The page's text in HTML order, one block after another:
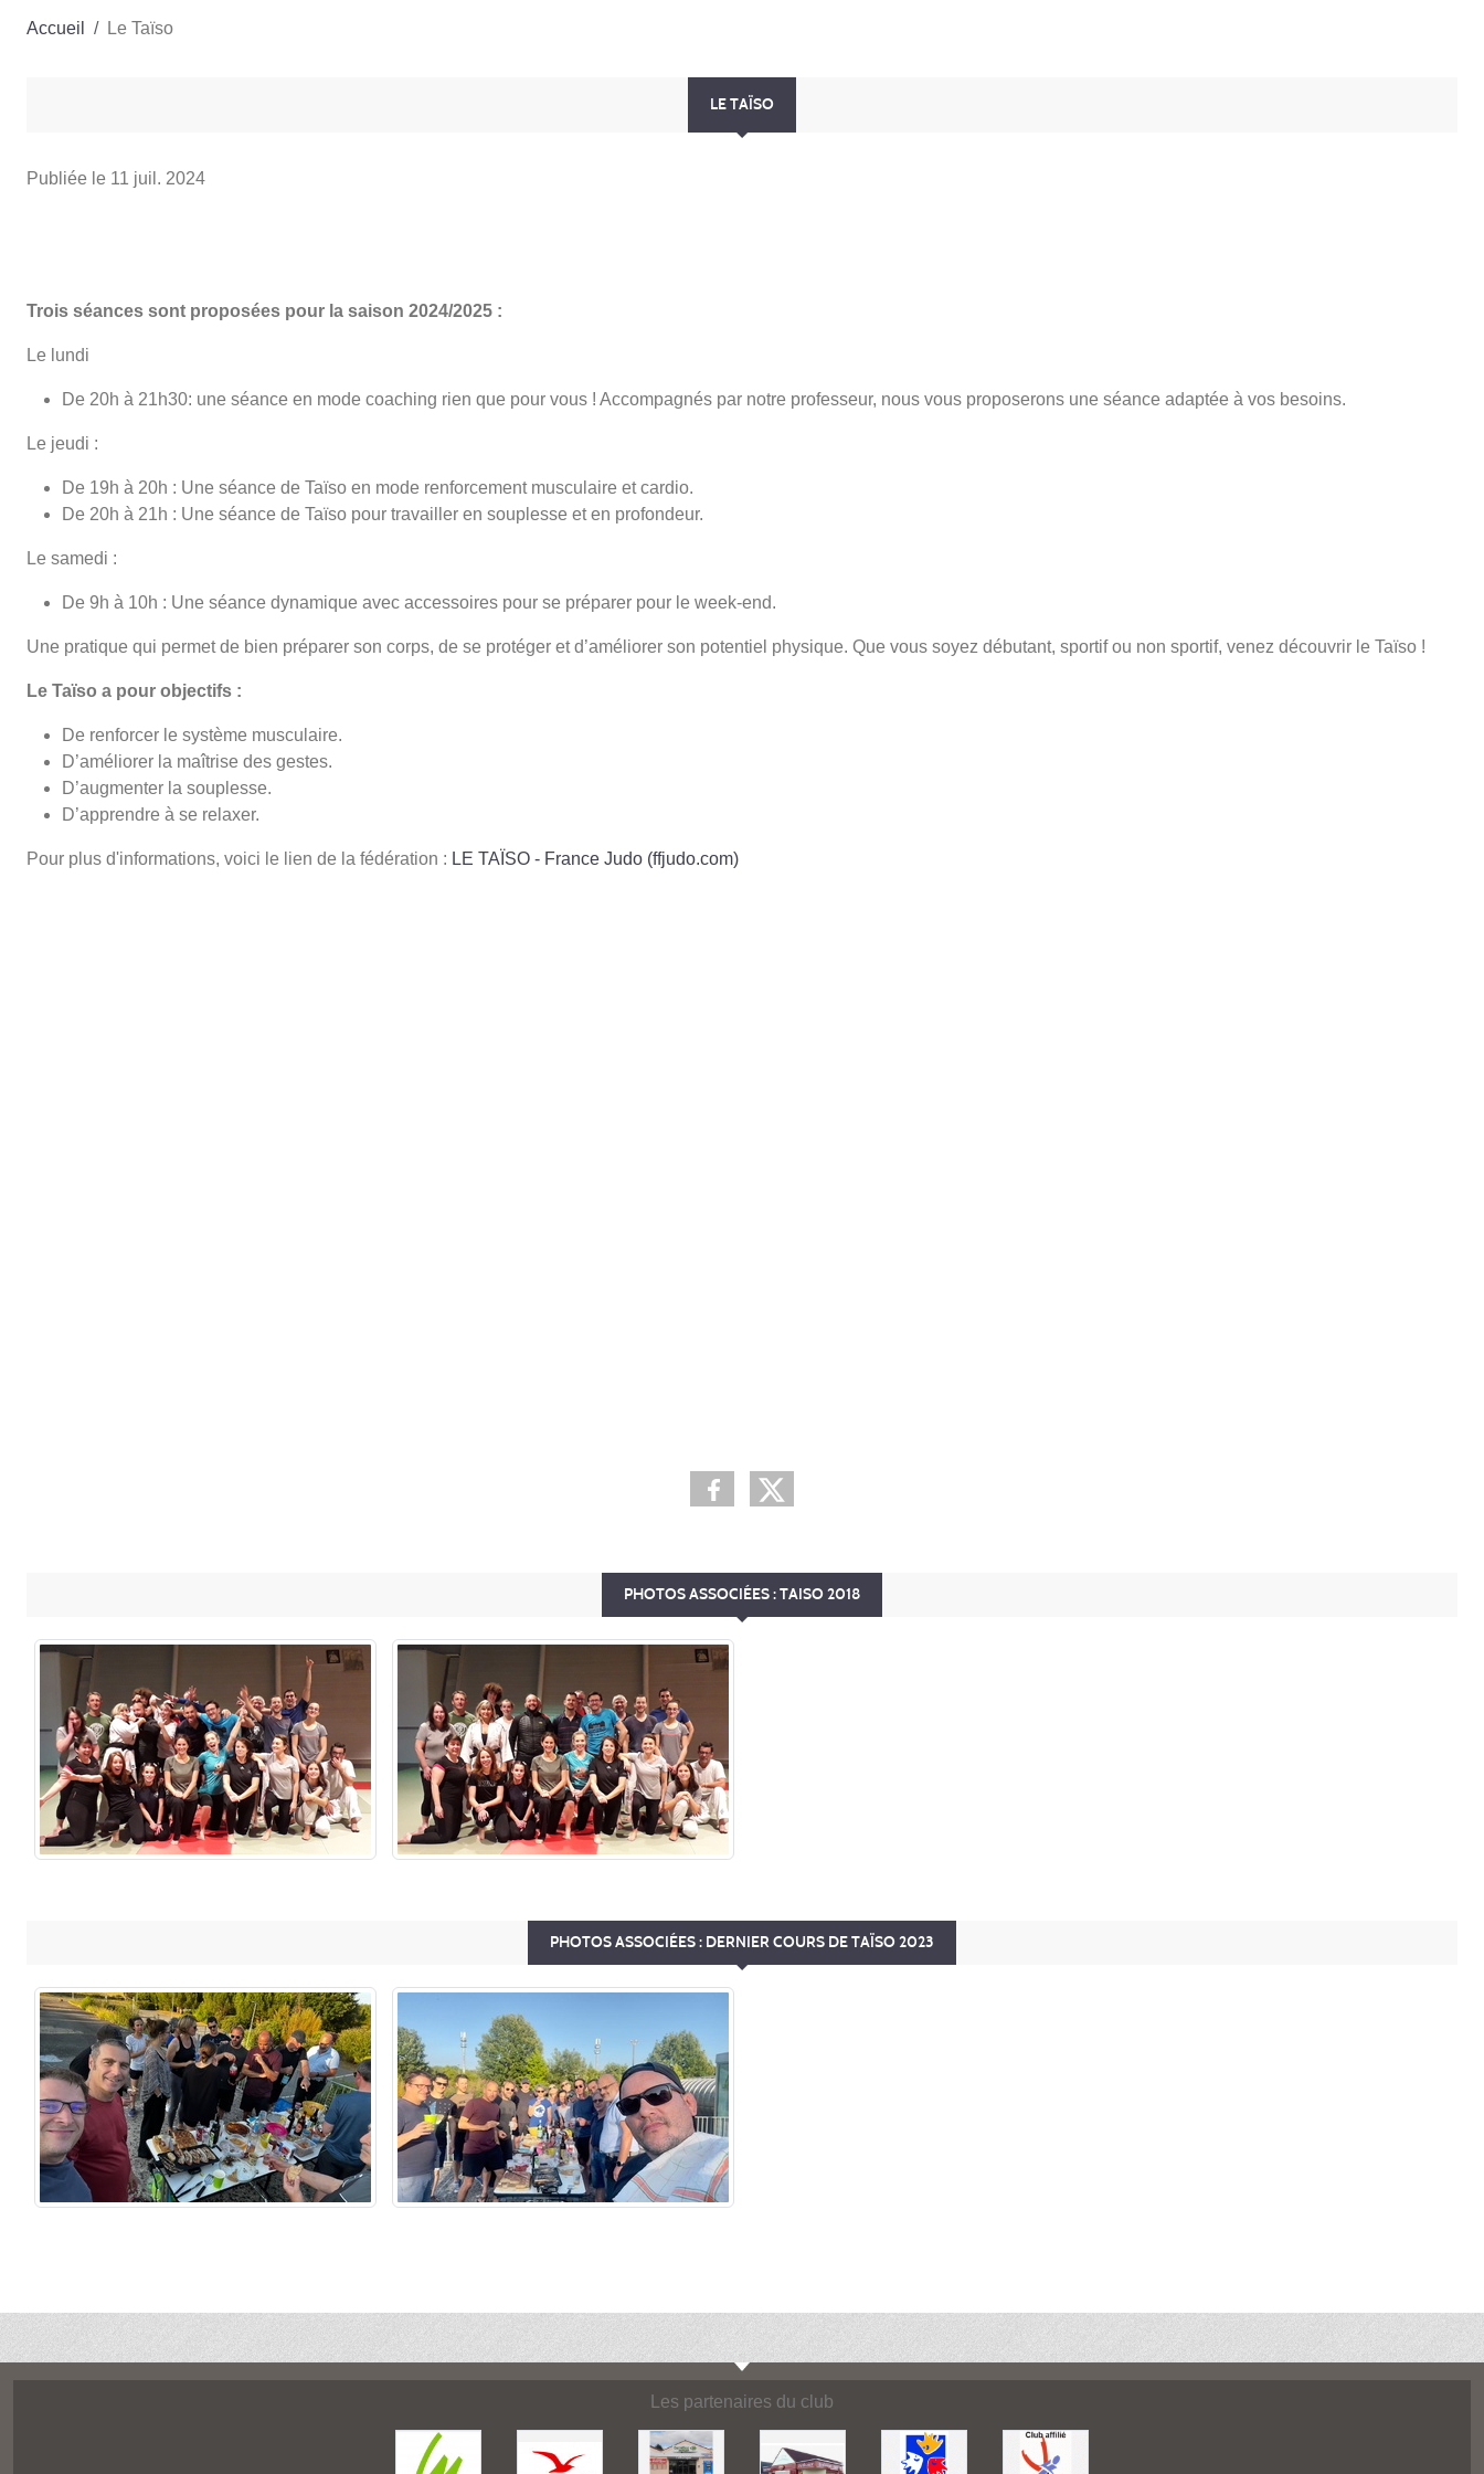
Accueil Le Taïso
LE TAÏSO
Publiée le 11 juil. 2024
Trois séances sont proposées pour la saison 2024/2025 :
Le lundi
De 20h à 21h30: une séance en mode coaching rien que pour vous ! Accompagnés par notre professeur, nous vous proposerons une séance adaptée à vos besoins.
Le jeudi :
De 19h à 20h : Une séance de Taïso en mode renforcement musculaire et cardio.
De 20h à 21h : Une séance de Taïso pour travailler en souplesse et en profondeur.
Le samedi :
De 9h à 10h : Une séance dynamique avec accessoires pour se préparer pour le week-end.
Une pratique qui permet de bien préparer son corps, de se protéger et d’améliorer son potentiel physique. Que vous soyez débutant, sportif ou non sportif, venez découvrir le Taïso !
Le Taïso a pour objectifs :
De renforcer le système musculaire.
D’améliorer la maîtrise des gestes.
D’augmenter la souplesse.
D’apprendre à se relaxer.
Pour plus d'informations, voici le lien de la fédération : LE TAÏSO - France Judo (ffjudo.com)
PHOTOS ASSOCIÉES : TAISO 2018
PHOTOS ASSOCIÉES : DERNIER COURS DE TAÏSO 2023
Les partenaires du club